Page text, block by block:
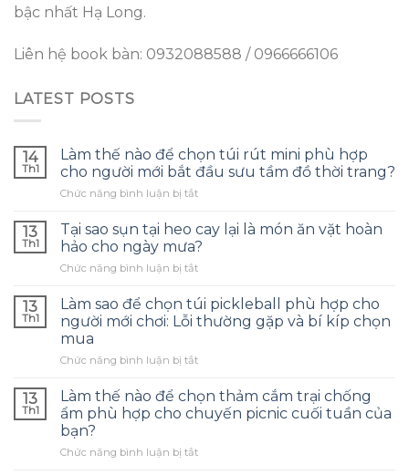
bậc nhất Hạ Long.
Liên hệ book bàn: 0932088588 / 0966666106
LATEST POSTS
14
Th1
Làm thế nào để chọn túi rút mini phù hợp
cho người mới bắt đầu sưu tầm đồ thời trang?
Chức năng bình luận bị tắtở
thế
nào
để
chọn
rút
mini
cho
mới
bắt
đầu
tầm
13
Th1
Tại sao sụn tại heo cay lại là món ăn vặt hoàn
hảo cho ngày mưa?
Chức năng bình luận bị tắtở
sao
sụn
tại
cay
là
món
ăn
hoàn
13
Th1
Làm sao để chọn túi pickleball phù hợp cho
người mới chơi: Lỗi thường gặp và bí kíp chọn
mua
Chức năng bình luận bị tắtở
sao
để
chọn
pickleball
13
Th1
Làm thế nào để chọn thảm cắm trại chống
ẩm phù hợp cho chuyến picnic cuối tuần của
bạn?
Chức năng bình luận bị tắtở